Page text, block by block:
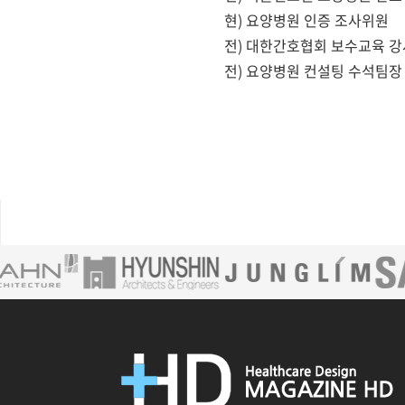
현) 요양병원 인증 조사위원
전) 대한간호협회 보수교육
전) 요양병원 컨설팅 수석팀장